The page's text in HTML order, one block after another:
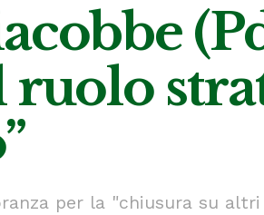
per la "chiusura su